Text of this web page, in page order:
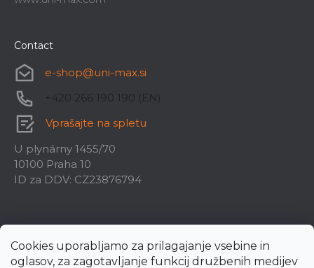
Cookies uporabljamo za prilagajanje vsebine in
oglasov, za zagotavljanje funkcij družbenih medijev
Contact
e-shop@uni-max.si
+420 266 190 190 (EN)
Vprašajte na spletu
U plynárny 1455/70
10100 Praha 10
ID za DDV: CZ23876794